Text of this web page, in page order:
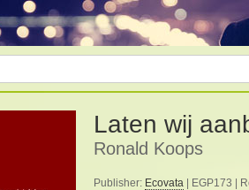
Laten wij
Ronald Koops
Publisher: Ecovata | EGP173 |